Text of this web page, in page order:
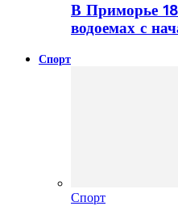
В Приморье
водоемах с
Спорт
Спорт